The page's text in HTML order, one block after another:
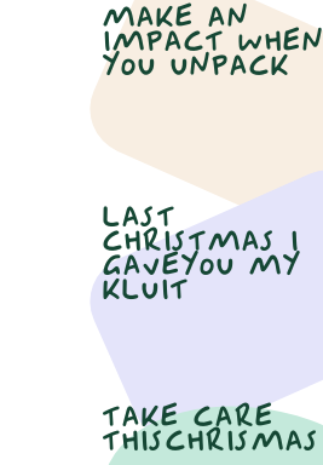
MAKE AN
IMPACT WHEN
YOU UNPACK
LAST
CHRISTMAS I
GAVEYOU MY
KLUIT
TAKE CARE
THISCHRISMAS